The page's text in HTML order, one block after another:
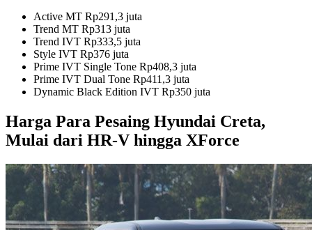
Active MT Rp291,3 juta
Trend MT Rp313 juta
Trend IVT Rp333,5 juta
Style IVT Rp376 juta
Prime IVT Single Tone Rp408,3 juta
Prime IVT Dual Tone Rp411,3 juta
Dynamic Black Edition IVT Rp350 juta
Harga Para Pesaing Hyundai Creta,
Mulai dari HR-V hingga XForce